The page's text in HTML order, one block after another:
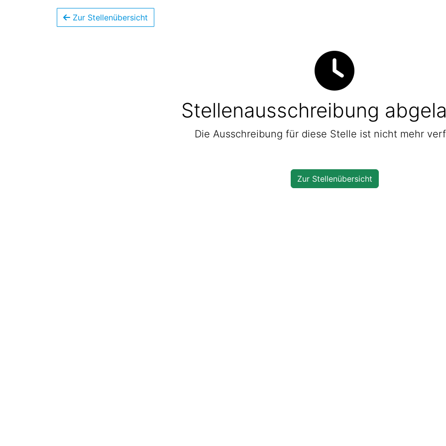
Zur Stellenübersicht
Stellenausschreibung
Die Ausschreibung für diese Stelle ist nicht mehr
Zur Stellenübersicht